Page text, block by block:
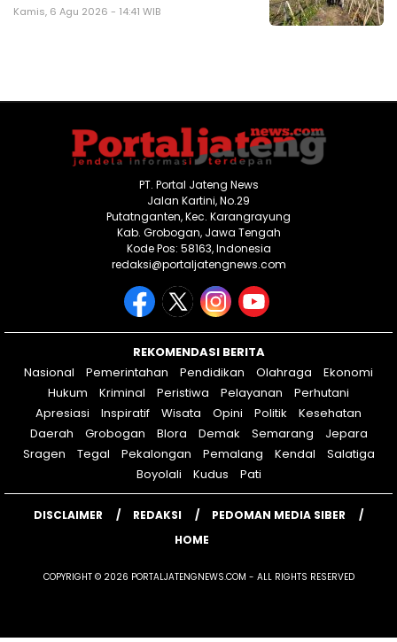
Kamis, 6 Agu 2026 - 14:41 WIB
PT. Portal Jateng News
Jalan Kartini, No.29
Putatnganten, Kec. Karangrayung
Kab. Grobogan, Jawa Tengah
Kode Pos: 58163, Indonesia
redaksi@portaljatengnews.com
REKOMENDASI BERITA
Nasional
Pemerintahan Pendidikan Olahraga
Ekonomi
Hukum
Kriminal Peristiwa Pelayanan
Perhutani
Apresiasi
Inspiratif Wisata Opini Politik
Kesehatan
Daerah
Grobogan Blora Demak Semarang
Jepara
Sragen
Tegal Pekalongan Pemalang Kendal
Salatiga
Boyolali
Kudus Pati
DISCLAIMER REDAKSI
PEDOMAN MEDIA SIBER
HOME
COPYRIGHT © 2026 PORTALJATENGNEWS.COM - ALL RIGHTS RESERVED